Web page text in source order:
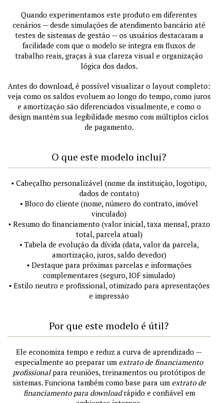
Quando experimentamos este produto em diferentes
cenários — desde simulações de atendimento bancário até
testes de sistemas de gestão — os usuários destacaram a
facilidade com que o modelo se integra em fluxos de
trabalho reais, graças à sua clareza visual e organização
lógica dos dados.
Antes do download, é possível visualizar o layout completo:
veja como os saldos evoluem ao longo do tempo, como juros
e amortização são diferenciados visualmente, e como o
design mantém sua legibilidade mesmo com múltiplos ciclos
de pagamento.
O que este modelo inclui?
• Cabeçalho personalizável (nome da instituição, logotipo,
dados de contato)
• Bloco do cliente (nome, número do contrato, imóvel
vinculado)
• Resumo do financiamento (valor inicial, taxa mensal, prazo
total, parcela atual)
• Tabela de evolução da dívida (data, valor da parcela,
amortização, juros, saldo devedor)
• Destaque para próximas parcelas e informações
complementares (seguro, IOF simulado)
• Estilo neutro e profissional, otimizado para apresentações
e impressão
Por que este modelo é útil?
Ele economiza tempo e reduz a curva de aprendizado —
especialmente ao preparar um extrato de financiamento
profissionalpara reuniões, treinamentos ou protótipos de
sistemas. Funciona também como base para um extrato de
financiamento para downloadrápido e confiável em